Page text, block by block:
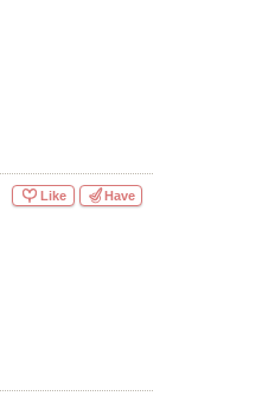
Like Have